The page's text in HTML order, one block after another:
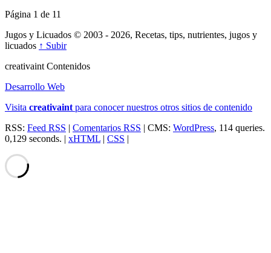
Página 1 de 11
Jugos y Licuados © 2003 - 2026, Recetas, tips, nutrientes, jugos y
licuados ↑ Subir
creativaint Contenidos
Desarrollo Web
Visita creativaint para conocer nuestros otros sitios de contenido
RSS: Feed RSS | Comentarios RSS | CMS: WordPress, 114 queries.
0,129 seconds. | xHTML | CSS |